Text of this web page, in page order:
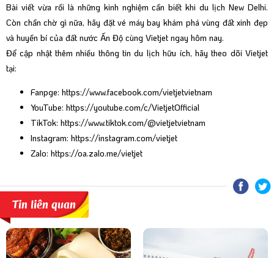
Bài viết vừa rồi là những kinh nghiệm cần biết khi du lịch New Delhi.
Còn chần chờ gì nữa, hãy đặt vé máy bay khám phá vùng đất xinh đẹp
và huyền bí của đất nước Ấn Độ cùng Vietjet ngay hôm nay.
Để cập nhật thêm nhiều thông tin du lịch hữu ích, hãy theo dõi Vietjet
tại:
Fanpge: https://www.facebook.com/vietjetvietnam
YouTube: https://youtube.com/c/VietjetOfficial
TikTok: https://www.tiktok.com/@vietjetvietnam
Instagram: https://instagram.com/vietjet
Zalo: https://oa.zalo.me/vietjet
Tin liên quan